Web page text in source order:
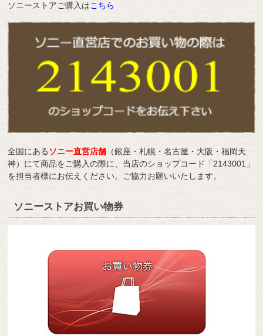
ソニーストアご購入はこちら
全国にあるソニー直営店舗 （銀座・札幌・名古屋・大阪・福岡天
神）にて商品をご購入の際に、当店のショップコード「2143001」
を担当者様にお伝えください。ご協力お願いいたします。
ソニーストアお買い物券